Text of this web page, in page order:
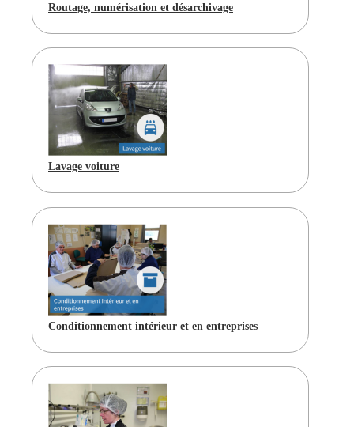
Routage, numérisation et désarchivage
Lavage voiture
Conditionnement intérieur et en entreprises